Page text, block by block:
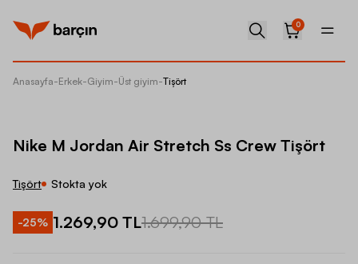
0
Anasayfa-Erkek-Giyim-Üst giyim-Tişört
Nike M Jordan Air Stretch Ss Crew Tişört
Tişört Stokta yok
-25% 1.269,90 TL1.699,90 TL